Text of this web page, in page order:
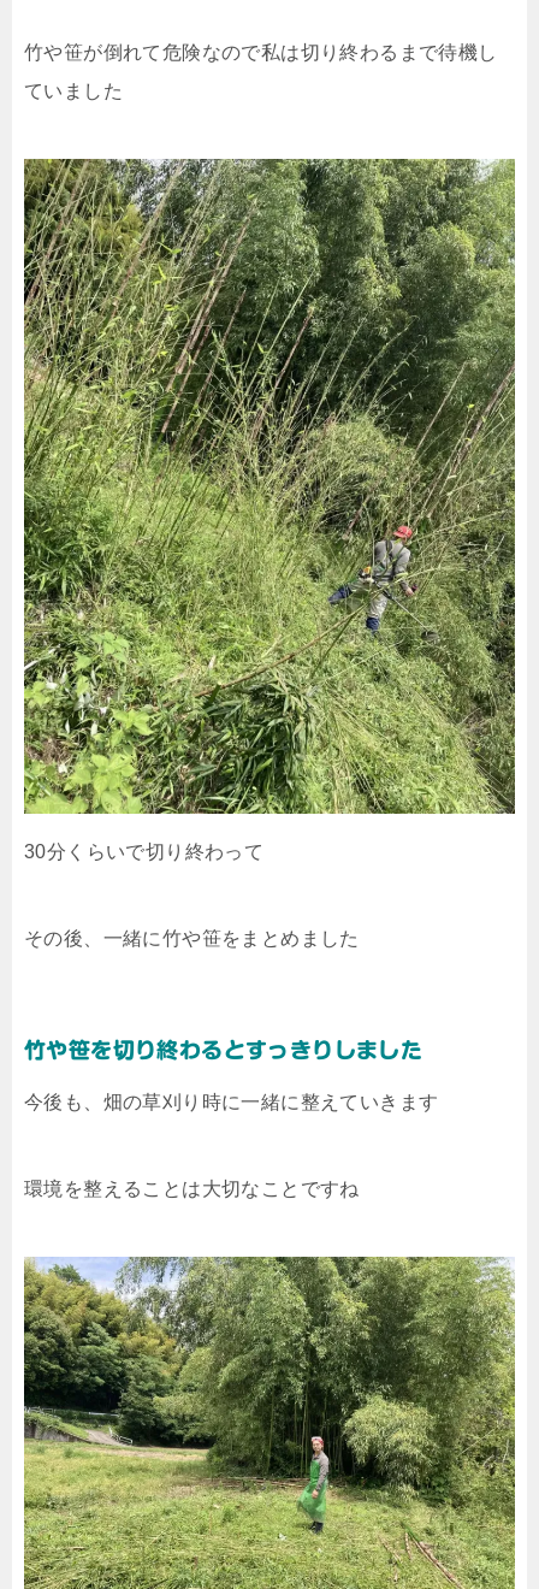
竹や笹が倒れて危険なので私は切り終わるまで待機し
ていました
30分くらいで切り終わって
その後、一緒に竹や笹をまとめました
竹や笹を切り終わるとすっきりしました
今後も、畑の草刈り時に一緒に整えていきます
環境を整えることは大切なことですね